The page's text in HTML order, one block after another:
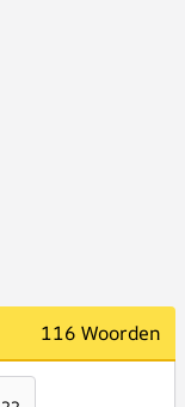
116 Woorden